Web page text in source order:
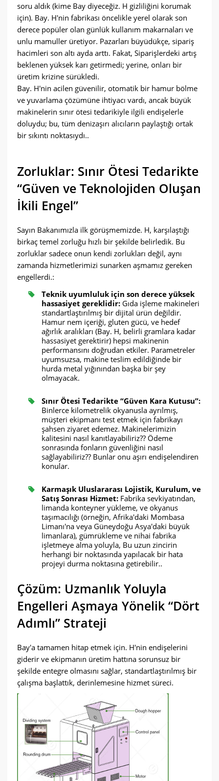
soru aldık (kime Bay diyeceğiz. H gizliliğini korumak
için). Bay. H'nin fabrikası öncelikle yerel olarak son
derece popüler olan günlük kullanım makarnaları ve
unlu mamuller üretiyor. Pazarları büyüdükçe, sipariş
hacimleri son altı ayda arttı. Fakat, Siparişlerdeki artış
beklenen yüksek karı getirmedi; yerine, onları bir
üretim krizine sürükledi.
Bay. H'nin acilen güvenilir, otomatik bir hamur bölme
ve yuvarlama çözümüne ihtiyacı vardı, ancak büyük
makinelerin sınır ötesi tedarikiyle ilgili endişelerle
doluydu; bu, tüm denizaşırı alıcıların paylaştığı ortak
bir sıkıntı noktasıydı..
Zorluklar: Sınır Ötesi Tedarikte
“Güven ve Teknolojiden Oluşan
İkili Engel”
Sayın Bakanımızla ilk görüşmemizde. H, karşılaştığı
birkaç temel zorluğu hızlı bir şekilde belirledik. Bu
zorluklar sadece onun kendi zorlukları değil, aynı
zamanda hizmetlerimizi sunarken aşmamız gereken
engellerdi.:
Teknik uyumluluk için son derece yüksek
hassasiyet gereklidir: Gıda işleme makineleri
standartlaştırılmış bir dijital ürün değildir.
Hamur nem içeriği, gluten gücü, ve hedef
ağırlık aralıkları (Bay. H, belirli gramlara kadar
hassasiyet gerektirir) hepsi makinenin
performansını doğrudan etkiler. Parametreler
uyumsuzsa, makine teslim edildiğinde bir
hurda metal yığınından başka bir şey
olmayacak.
Sınır Ötesi Tedarikte “Güven Kara Kutusu”:
Binlerce kilometrelik okyanusla ayrılmış,
müşteri ekipmanı test etmek için fabrikayı
şahsen ziyaret edemez. Makinelerimizin
kalitesini nasıl kanıtlayabiliriz?? Ödeme
sonrasında fonların güvenliğini nasıl
sağlayabiliriz?? Bunlar onu aşırı endişelendiren
konular.
Karmaşık Uluslararası Lojistik, Kurulum, ve
Satış Sonrası Hizmet: Fabrika sevkiyatından,
limanda konteyner yükleme, ve okyanus
taşımacılığı (örneğin, Afrika'daki Mombasa
Limanı'na veya Güneydoğu Asya'daki büyük
limanlara), gümrükleme ve nihai fabrika
işletmeye alma yoluyla, Bu uzun zincirin
herhangi bir noktasında yapılacak bir hata
projeyi durma noktasına getirebilir..
Çözüm: Uzmanlık Yoluyla
Engelleri Aşmaya Yönelik “Dört
Adımlı” Strateji
Bay'a tamamen hitap etmek için. H'nin endişelerini
giderir ve ekipmanın üretim hattına sorunsuz bir
şekilde entegre olmasını sağlar, standartlaştırılmış bir
çalışma başlattık, derinlemesine hizmet süreci.